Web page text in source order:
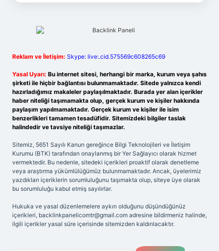
Reklam ve İletişim: Skype: live:.cid.575569c608265c69
Yasal Uyarı: Bu internet sitesi, herhangi bir marka, kurum veya şahıs
şirketi ile hiçbir bağlantısı bulunmamaktadır. Sitede yalnızca kendi
hazırladığımız makaleler paylaşılmaktadır. Burada yer alan içerikler
haber niteliği taşımamakta olup, gerçek kurum ve kişiler hakkında
paylaşım yapılmamaktadır. Gerçek kurum ve kişiler ile isim
benzerlikleri tamamen tesadüfidir. Sitemizdeki bilgiler taslak
halindedir ve tavsiye niteliği taşımazlar.
Sitemiz, 5651 Sayılı Kanun gereğince Bilgi Teknolojileri ve İletişim
Kurumu (BTK) tarafından onaylanmış bir Yer Sağlayıcı olarak hizmet
vermektedir. Bu nedenle, sitedeki içerikleri proaktif olarak denetleme
veya araştırma yükümlülüğümüz bulunmamaktadır. Ancak, üyelerimiz
yazdıkları içeriklerin sorumluluğunu taşımakta olup, siteye üye olarak
bu sorumluluğu kabul etmiş sayılırlar.
Hukuka ve yasal düzenlemelere aykırı olduğunu düşündüğünüz
içerikleri, backlinkpanelicomtr@gmail.com adresine bildirmeniz halinde,
ilgili içerikler yasal süre içerisinde sitemizden kaldırılacaktır.